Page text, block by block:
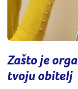
Zašto je
tvoju obitelj